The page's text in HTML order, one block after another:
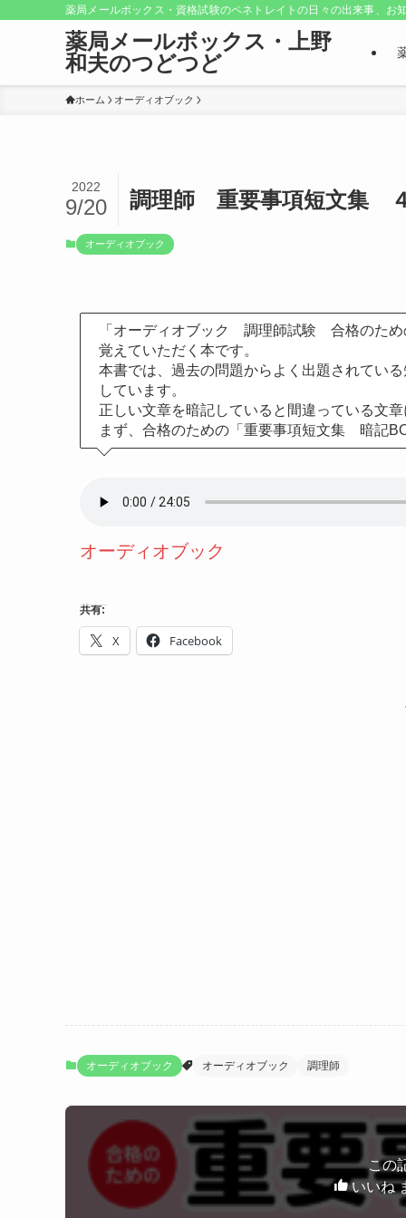
薬局メールボックス・資格試験のペネトレイトの日々の出来事、
薬局メールボックス・上野
和夫のつどつど
ホーム オーディオブック
調理師 重要事項短文集
2022
9/20
オーディオブック
「オーディオブック 調理師試験 合格のた
覚えていただく本です。
本書では、過去の問題からよく出題されてい
しています。
正しい文章を暗記していると間違っている文
まず、合格のための「重要事項短文集 暗記
オーディオブック
共有:
X Facebook
オーディオブック オーディオブック 調理師
この
いいね